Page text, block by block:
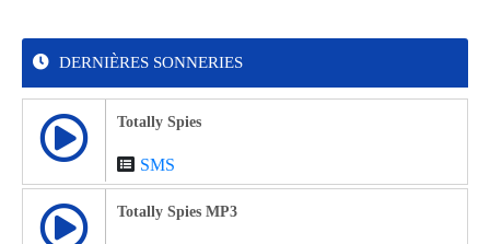
DERNIÈRES SONNERIES
Totally Spies
SMS
Totally Spies MP3